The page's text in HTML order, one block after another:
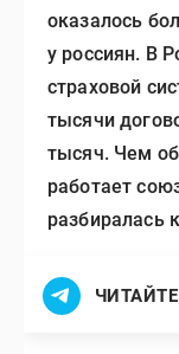
оказалось
у россиян. В
страховой
тысячи
тысяч. Чем
работает
разбиралась